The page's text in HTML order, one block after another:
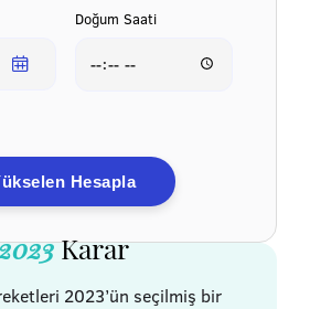
Doğum Saati
Hesapla
Karar
2023’ün seçilmiş bir